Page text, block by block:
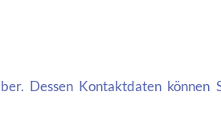
Dessen Kontaktdaten können